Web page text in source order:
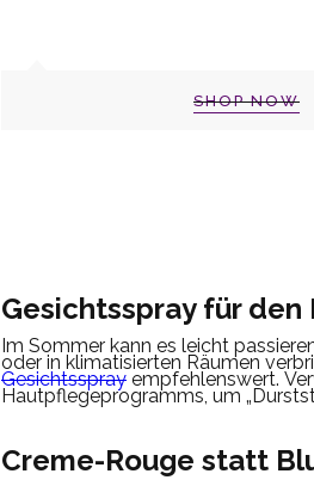
SHOP NOW
Gesichtsspray für den
Im Sommer kann es leicht
oder in klimatisierten Räumen
Gesichtsspray empfehlenswert.
Hautpflegeprogramms, um
Creme-Rouge statt